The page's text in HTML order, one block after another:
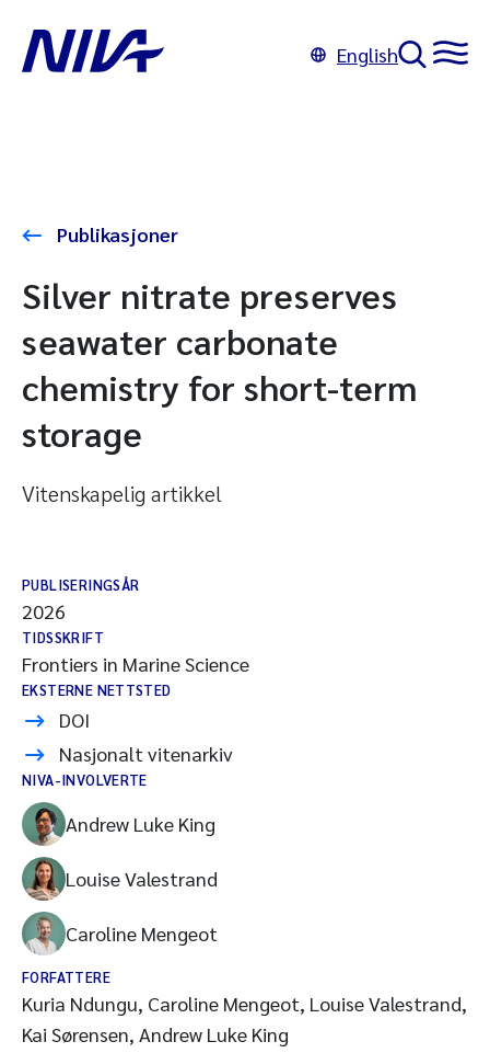
English
Publikasjoner
Silver nitrate preserves
seawater carbonate
chemistry for short-term
storage
Vitenskapelig artikkel
PUBLISERINGSÅR
2026
TIDSSKRIFT
Frontiers in Marine Science
EKSTERNE NETTSTED
DOI
Nasjonalt vitenarkiv
NIVA-INVOLVERTE
Andrew Luke King
Louise Valestrand
Caroline Mengeot
FORFATTERE
Kuria Ndungu, Caroline Mengeot, Louise Valestrand,
Kai Sørensen, Andrew Luke King